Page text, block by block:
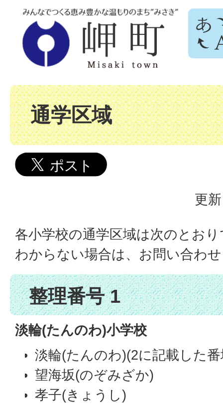
通学区域
更
各小学校の通学区域は次のとお
わからない場合は、お問い合わ
整理番号 1
淡輪(たんのわ)小学校
淡輪(たんのわ)(2に記載した
望海坂(のぞみざか)
孝子(きょうし)